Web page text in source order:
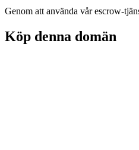
Genom att använda vår escrow-
Köp denna domän